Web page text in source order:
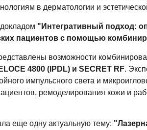
в дерматологии и
"Интегративный подход:
пациентов с помощью
возможности
4800 (IPDL) и SECRET RF.
импульсного света и
ремоделирования кожи и
еще одну актуальную тему: